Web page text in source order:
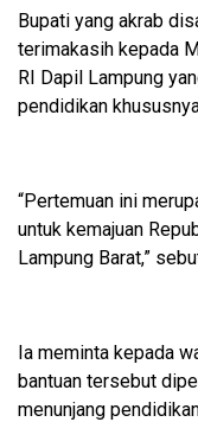
Bupati yang akrab
terimakasih kepada
RI Dapil Lampung
pendidikan
“Pertemuan ini
untuk kemajuan
Lampung Barat,”
Ia meminta kepada
bantuan tersebut
menunjang